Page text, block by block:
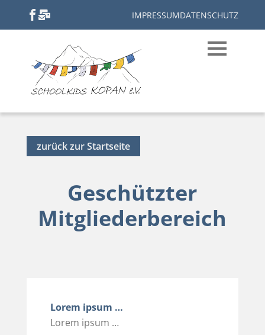
IMPRESSUMDATENSCHUTZ
zurück zur Startseite
Geschützter
Mitgliederbereich
Lorem ipsum …
Lorem ipsum …